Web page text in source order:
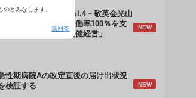
介護経営のデザインVol.4－敬英会光山
誠理事長 「驚異の稼働率100％を支
える『顧客目線』の老健経営」
NEW
性期病院Aの改定直後の届け出状況
検証する
NEW
とみなします。
無回答